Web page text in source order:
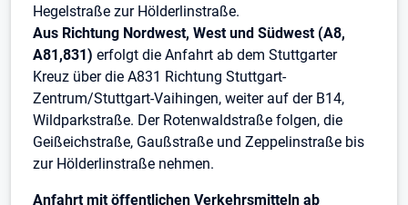
Hegelstraße zur Hölderlinstraße.
Aus Richtung Nordwest, West und Südwest (A8,
A81,831) erfolgt die Anfahrt ab dem Stuttgarter
Kreuz über die A831 Richtung Stuttgart-
Zentrum/Stuttgart-Vaihingen, weiter auf der B14,
Wildparkstraße. Der Rotenwaldstraße folgen, die
Geißeichstraße, Gaußstraße und Zeppelinstraße bis
zur Hölderlinstraße nehmen.
Anfahrt mit öffentlichen Verkehrsmitteln ab